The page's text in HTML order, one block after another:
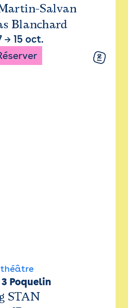
Salvan
Blanchard
→ 15 oct.
théâtre
3 Poquelin
STAN